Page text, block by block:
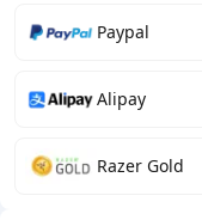
Paypal
Alipay
Razer Gold